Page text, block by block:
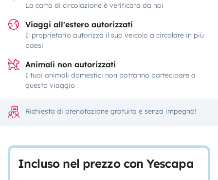
La carta di circolazione è verificata da noi
Viaggi all'estero autorizzati
Il proprietario autorizza il suo veicolo a circolare in più
paesi
Animali non autorizzati
I tuoi animali domestici non potranno partecipare a
questo viaggio
Richiesta di prenotazione gratuita e senza impegno!
Incluso nel prezzo con Yescapa